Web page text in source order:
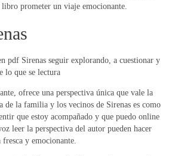
prometer un viaje emocionante.
pdf Sirenas seguir explorando, a cuestionar y
lo que se lectura
ofrece una perspectiva única que vale la
de la familia y los vecinos de Sirenas es como
que estoy acompañado y que puedo online
leer la perspectiva del autor pueden hacer
fresca y emocionante.